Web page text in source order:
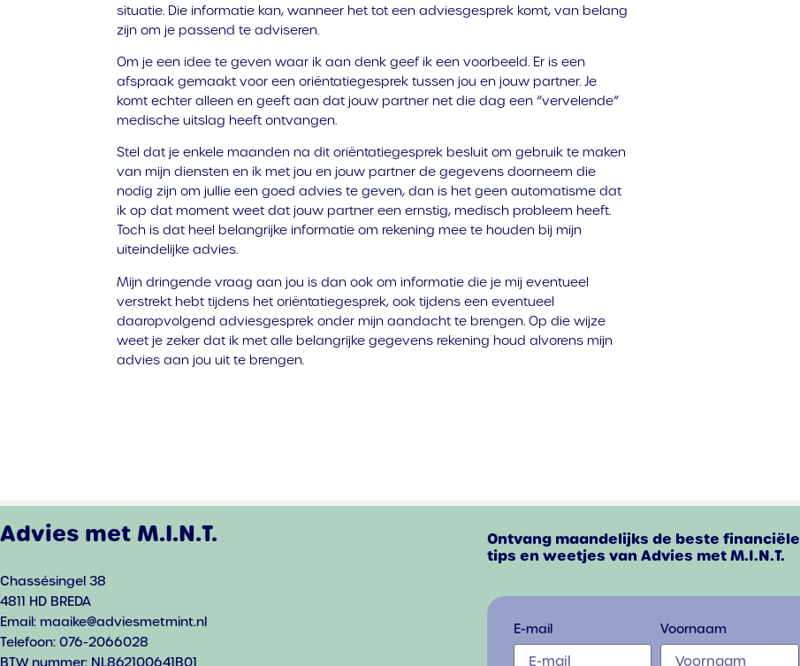
situatie. Die informatie kan, wanneer het tot een adviesgesprek komt, van belang
zijn om je passend te adviseren.
Om je een idee te geven waar ik aan denk geef ik een voorbeeld. Er is een
afspraak gemaakt voor een oriëntatiegesprek tussen jou en jouw partner. Je
komt echter alleen en geeft aan dat jouw partner net die dag een “vervelende”
medische uitslag heeft ontvangen.
Stel dat je enkele maanden na dit oriëntatiegesprek besluit om gebruik te maken
van mijn diensten en ik met jou en jouw partner de gegevens doorneem die
nodig zijn om jullie een goed advies te geven, dan is het geen automatisme dat
ik op dat moment weet dat jouw partner een ernstig, medisch probleem heeft.
Toch is dat heel belangrijke informatie om rekening mee te houden bij mijn
uiteindelijke advies.
Mijn dringende vraag aan jou is dan ook om informatie die je mij eventueel
verstrekt hebt tijdens het oriëntatiegesprek, ook tijdens een eventueel
daaropvolgend adviesgesprek onder mijn aandacht te brengen. Op die wijze
weet je zeker dat ik met alle belangrijke gegevens rekening houd alvorens mijn
advies aan jou uit te brengen.
Advies met M.I.N.T.
Chassésingel 38
4811 HD BREDA
Email: maaike@adviesmetmint.nl
Telefoon: 076-2066028
BTW nummer: NL862100641B01
Ontvang maandelijks de beste financiële
tips en weetjes van Advies met M.I.N.T.
E-mail Voornaam